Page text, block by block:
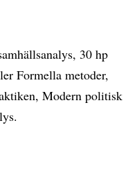
30 hp
Formella metoder,
Modern politisk